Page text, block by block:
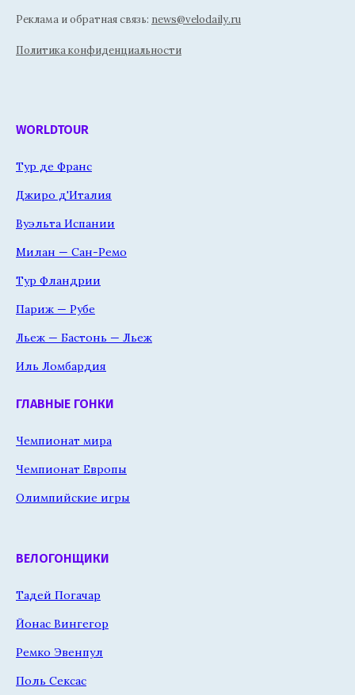
Реклама и обратная связь: news@velodaily.ru
Политика конфиденциальности
WORLDTOUR
Тур де Франс
Джиро д'Италия
Вуэльта Испании
Милан — Сан-Ремо
Тур Фландрии
Париж — Рубе
Льеж — Бастонь — Льеж
Иль Ломбардия
ГЛАВНЫЕ ГОНКИ
Чемпионат мира
Чемпионат Европы
Олимпийские игры
ВЕЛОГОНЩИКИ
Тадей Погачар
Йонас Вингегор
Ремко Эвенпул
Поль Сексас